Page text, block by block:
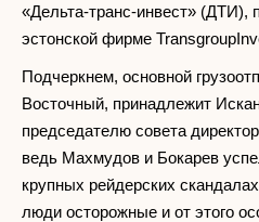
«Дельта-транс-инвест» (ДТИ),
эстонской фирме
Подчеркнем, основной
Восточный, принадлежит
председателю совета
ведь Махмудов и Бокарев
крупных рейдерских
люди осторожные и от этого